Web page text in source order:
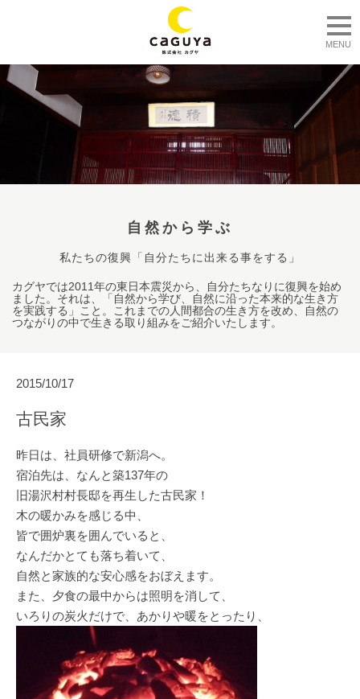
MENU
自然から学ぶ
私たちの復興「自分たちに出来る事をする」
カグヤでは2011年の東日本震災から、自分たちなりに復興を始め
ました。それは、「自然から学び、自然に沿った本来的な生き方
を実践する」こと。これまでの人間都合の生き方を改め、自然の
つながりの中で生きる取り組みをご紹介いたします。
2015/10/17
古民家
昨日は、社員研修で新潟へ。
宿泊先は、なんと築137年の
旧湯沢村村長邸を再生した古民家！
木の暖かみを感じる中、
皆で囲炉裏を囲んでいると、
なんだかとても落ち着いて、
自然と家族的な安心感をおぼえます。
また、夕食の最中からは照明を消して、
いろりの炭火だけで、あかりや暖をとったり、